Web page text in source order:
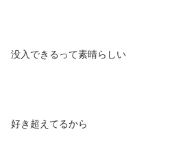
没入できるって素晴らしい
好き超えてるから